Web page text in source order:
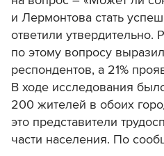
и Лермонтова стать
ответили утвердительно.
по этому вопросу
респондентов, а 21%
В ходе исследования
200 жителей в обоих
это представители
части населения. По